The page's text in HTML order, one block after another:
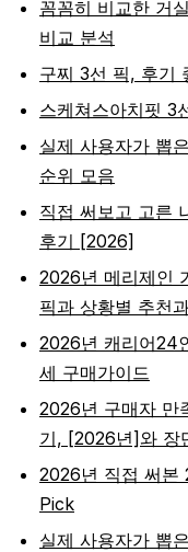
꼼꼼히 비교한 거
비교 분석
구찌 3선 픽, 후기
스케쳐스아치핏 3
실제 사용자가 뽑
순위 모음
직접 써보고 고른
후기 [2026]
2026년 메리제인
픽과 상황별 추천
2026년 캐리어24
세 구매가이드
2026년 구매자 만
기, [2026년]와 장
2026년 직접 써본
Pick
실제 사용자가 뽑